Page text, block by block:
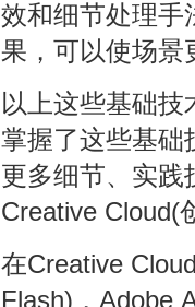
效和细节处理手
果，可以使场景
以上这些基础
掌握了这些基础
更多细节、实践
Creative Cloud(
在Creative
Flash)，Adobe